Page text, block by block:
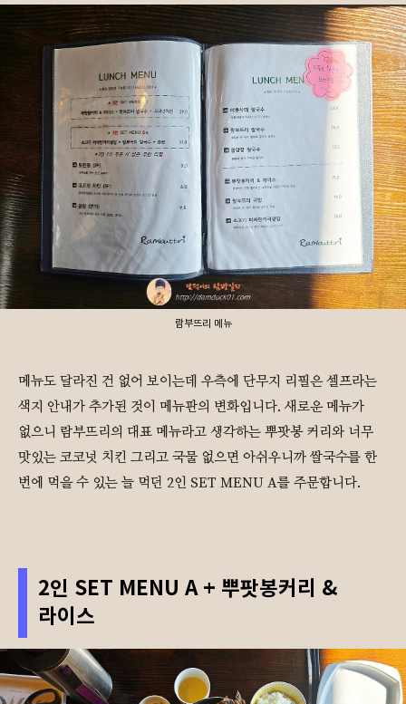
람부뜨리 메뉴
메뉴도 달라진 건 없어 보이는데 우측에 단무지 리필은 셀프라는
색지 안내가 추가된 것이 메뉴판의 변화입니다. 새로운 메뉴가
없으니 람부뜨리의 대표 메뉴라고 생각하는 뿌팟봉 커리와 너무
맛있는 코코넛 치킨 그리고 국물 없으면 아쉬우니까 쌀국수를 한
번에 먹을 수 있는 늘 먹던 2인 SET MENU A를 주문합니다.
2인 SET MENU A + 뿌팟봉커리 &
라이스